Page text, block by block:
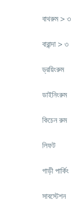
বাথরুম > ৩
বারান্দা > ৩
ড্রয়িংরুম
ডাইনিংরুম
কিচেন রুম
লিফট
গাড়ী পার্কিং
সাবস্টেশন